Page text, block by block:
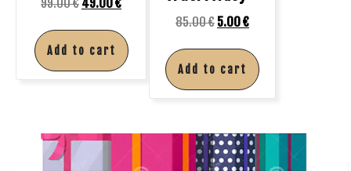
Add to cart
85.00€ 5.00€
Add to cart